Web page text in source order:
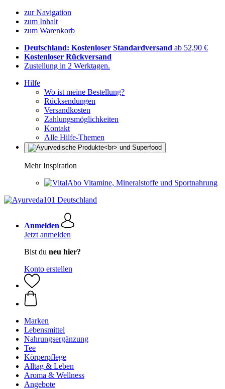
zur Navigation
zum Inhalt
zum Warenkorb
Deutschland: Kostenloser Standardversand ab 52,90 €
Kostenloser Rückversand
Zustellung in 2 Werktagen.
Hilfe
Wo ist meine Bestellung?
Rücksendungen
Versandkosten
Zahlungsmöglichkeiten
Kontakt
Alle Hilfe-Themen
Mehr Inspiration
Vitamine, Mineralstoffe und Sportnahrung
Anmelden
Jetzt anmelden
Bist du neu hier?
Konto erstellen
Marken
Lebensmittel
Nahrungsergänzung
Tee
Körperpflege
Alltag & Leben
Aroma & Wellness
Angebote